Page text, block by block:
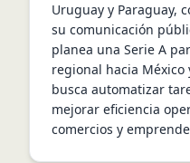
Uruguay y Paraguay,
su comunicación
planea una Serie A
regional hacia México
busca automatizar
mejorar eficiencia
comercios y